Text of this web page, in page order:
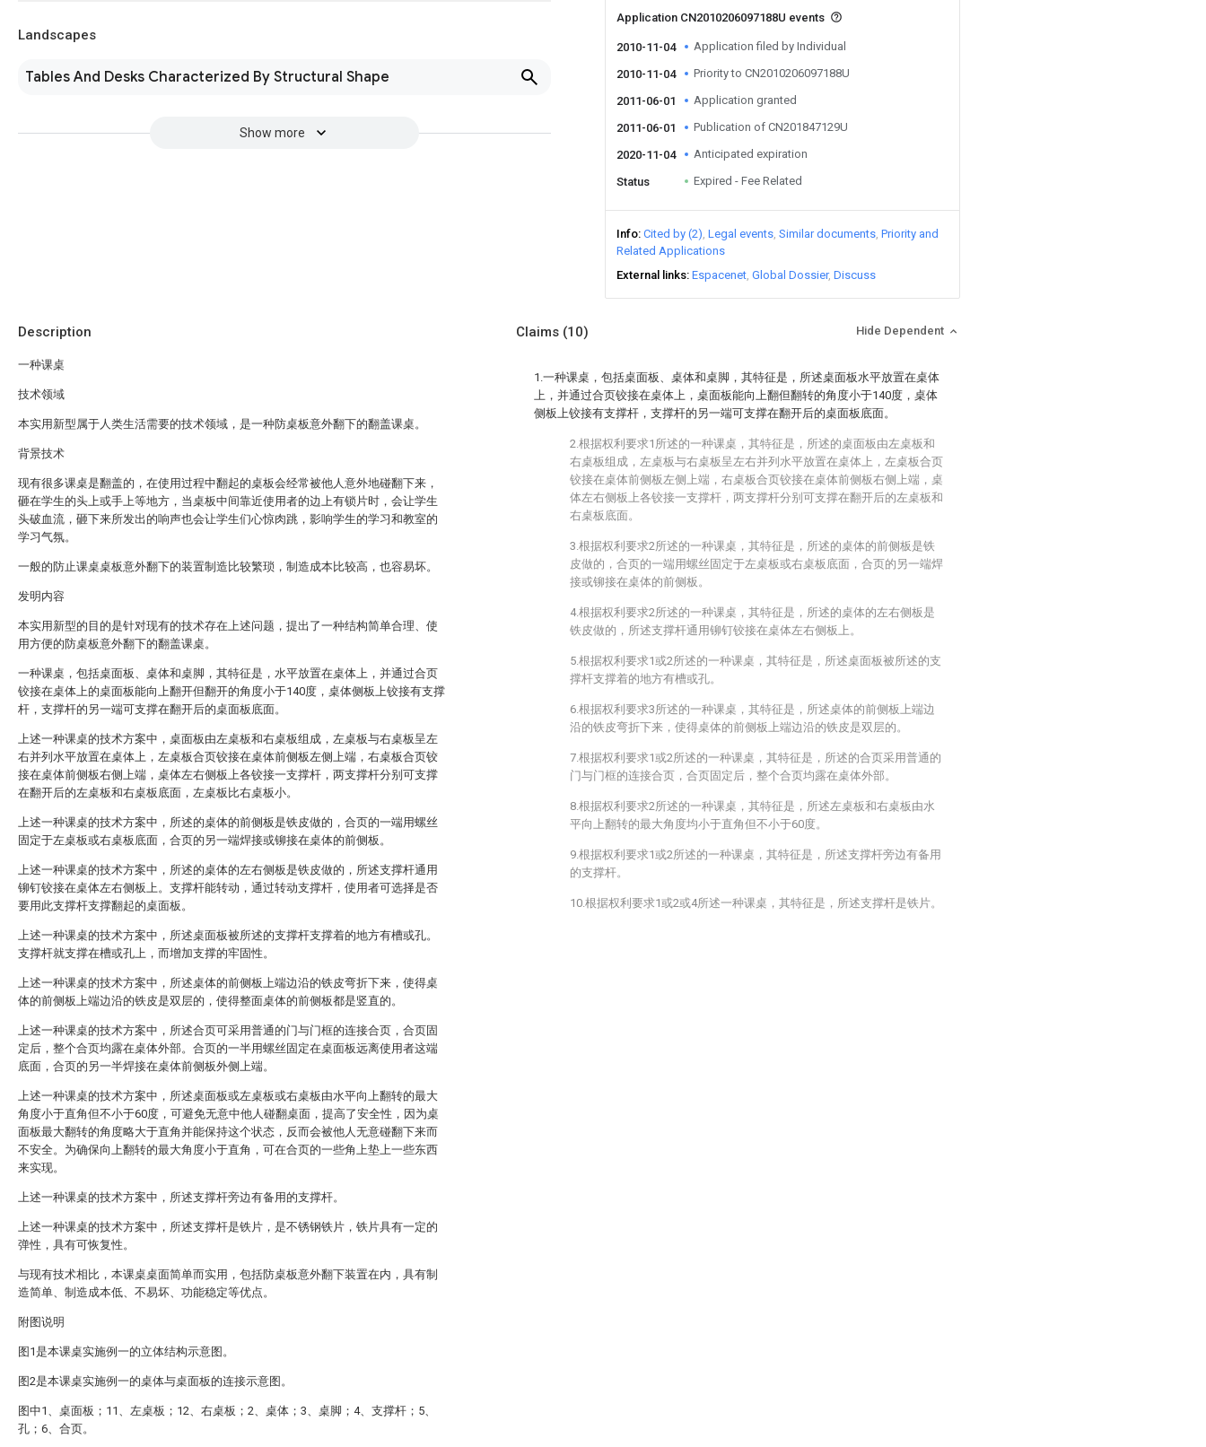
Landscapes
Tables And Desks Characterized By Structural Shape
Show more
Application CN2010206097188U events
2010-11-04 Application filed by Individual
2010-11-04 Priority to CN2010206097188U
2011-06-01 Application granted
2011-06-01 Publication of CN201847129U
2020-11-04 Anticipated expiration
Status Expired - Fee Related
Info Cited by (2) Legal events Similar documents Priority and
Related Applications
External links Espacenet Global Dossier Discuss
Description
一种课桌
技术领域
本实用新型属于人类生活需要的技术领域，是一种防桌板意外翻下的翻盖课桌。
背景技术
现有很多课桌是翻盖的，在使用过程中翻起的桌板会经常被他人意外地碰翻下来，
砸在学生的头上或手上等地方，当桌板中间靠近使用者的边上有锁片时，会让学生
头破血流，砸下来所发出的响声也会让学生们心惊肉跳，影响学生的学习和教室的
学习气氛。
一般的防止课桌桌板意外翻下的装置制造比较繁琐，制造成本比较高，也容易坏。
发明内容
本实用新型的目的是针对现有的技术存在上述问题，提出了一种结构简单合理、使
用方便的防桌板意外翻下的翻盖课桌。
一种课桌，包括桌面板、桌体和桌脚，其特征是，水平放置在桌体上，并通过合页
铰接在桌体上的桌面板能向上翻开但翻开的角度小于140度，桌体侧板上铰接有支撑
杆，支撑杆的另一端可支撑在翻开后的桌面板底面。
上述一种课桌的技术方案中，桌面板由左桌板和右桌板组成，左桌板与右桌板呈左
右并列水平放置在桌体上，左桌板合页铰接在桌体前侧板左侧上端，右桌板合页铰
接在桌体前侧板右侧上端，桌体左右侧板上各铰接一支撑杆，两支撑杆分别可支撑
在翻开后的左桌板和右桌板底面，左桌板比右桌板小。
上述一种课桌的技术方案中，所述的桌体的前侧板是铁皮做的，合页的一端用螺丝
固定于左桌板或右桌板底面，合页的另一端焊接或铆接在桌体的前侧板。
上述一种课桌的技术方案中，所述的桌体的左右侧板是铁皮做的，所述支撑杆通用
铆钉铰接在桌体左右侧板上。支撑杆能转动，通过转动支撑杆，使用者可选择是否
要用此支撑杆支撑翻起的桌面板。
上述一种课桌的技术方案中，所述桌面板被所述的支撑杆支撑着的地方有槽或孔。
支撑杆就支撑在槽或孔上，而增加支撑的牢固性。
上述一种课桌的技术方案中，所述桌体的前侧板上端边沿的铁皮弯折下来，使得桌
体的前侧板上端边沿的铁皮是双层的，使得整面桌体的前侧板都是竖直的。
上述一种课桌的技术方案中，所述合页可采用普通的门与门框的连接合页，合页固
定后，整个合页均露在桌体外部。合页的一半用螺丝固定在桌面板远离使用者这端
底面，合页的另一半焊接在桌体前侧板外侧上端。
上述一种课桌的技术方案中，所述桌面板或左桌板或右桌板由水平向上翻转的最大
角度小于直角但不小于60度，可避免无意中他人碰翻桌面，提高了安全性，因为桌
面板最大翻转的角度略大于直角并能保持这个状态，反而会被他人无意碰翻下来而
不安全。为确保向上翻转的最大角度小于直角，可在合页的一些角上垫上一些东西
来实现。
上述一种课桌的技术方案中，所述支撑杆旁边有备用的支撑杆。
上述一种课桌的技术方案中，所述支撑杆是铁片，是不锈钢铁片，铁片具有一定的
弹性，具有可恢复性。
与现有技术相比，本课桌桌面简单而实用，包括防桌板意外翻下装置在内，具有制
造简单、制造成本低、不易坏、功能稳定等优点。
附图说明
图1是本课桌实施例一的立体结构示意图。
图2是本课桌实施例一的桌体与桌面板的连接示意图。
图中1、桌面板；11、左桌板；12、右桌板；2、桌体；3、桌脚；4、支撑杆；5、
孔；6、合页。
Claims (10) Hide Dependent
1.一种课桌，包括桌面板、桌体和桌脚，其特征是，所述桌面板水平放置在桌体
上，并通过合页铰接在桌体上，桌面板能向上翻但翻转的角度小于140度，桌体
侧板上铰接有支撑杆，支撑杆的另一端可支撑在翻开后的桌面板底面。
2.根据权利要求1所述的一种课桌，其特征是，所述的桌面板由左桌板和
右桌板组成，左桌板与右桌板呈左右并列水平放置在桌体上，左桌板合页
铰接在桌体前侧板左侧上端，右桌板合页铰接在桌体前侧板右侧上端，桌
体左右侧板上各铰接一支撑杆，两支撑杆分别可支撑在翻开后的左桌板和
右桌板底面。
3.根据权利要求2所述的一种课桌，其特征是，所述的桌体的前侧板是铁
皮做的，合页的一端用螺丝固定于左桌板或右桌板底面，合页的另一端焊
接或铆接在桌体的前侧板。
4.根据权利要求2所述的一种课桌，其特征是，所述的桌体的左右侧板是
铁皮做的，所述支撑杆通用铆钉铰接在桌体左右侧板上。
5.根据权利要求1或2所述的一种课桌，其特征是，所述桌面板被所述的支
撑杆支撑着的地方有槽或孔。
6.根据权利要求3所述的一种课桌，其特征是，所述桌体的前侧板上端边
沿的铁皮弯折下来，使得桌体的前侧板上端边沿的铁皮是双层的。
7.根据权利要求1或2所述的一种课桌，其特征是，所述的合页采用普通的
门与门框的连接合页，合页固定后，整个合页均露在桌体外部。
8.根据权利要求2所述的一种课桌，其特征是，所述左桌板和右桌板由水
平向上翻转的最大角度均小于直角但不小于60度。
9.根据权利要求1或2所述的一种课桌，其特征是，所述支撑杆旁边有备用
的支撑杆。
10.根据权利要求1或2或4所述一种课桌，其特征是，所述支撑杆是铁片。